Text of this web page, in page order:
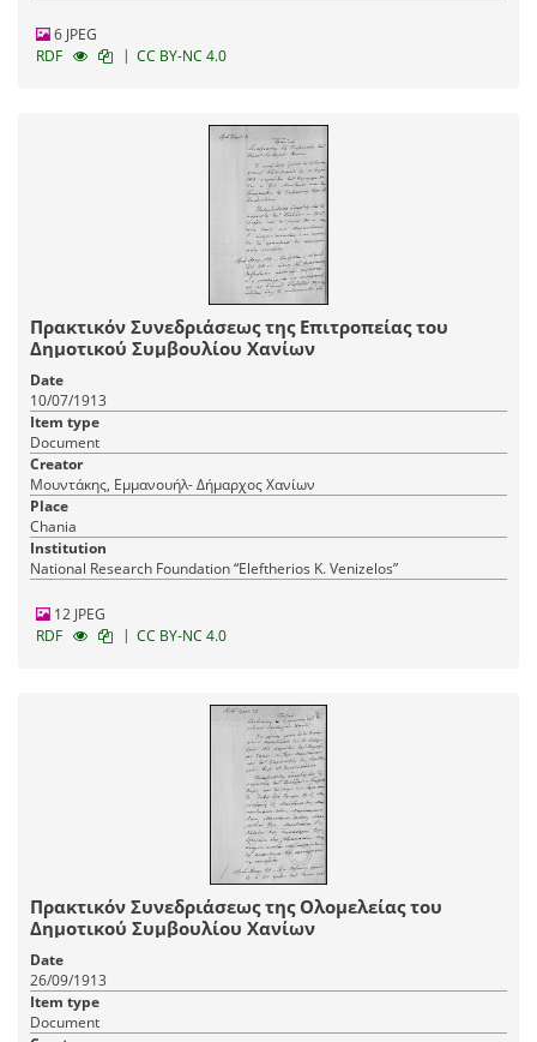
6 JPEG
RDF
| CC BY-NC 4.0
Πρακτικόν Συνεδριάσεως της Επιτροπείας του
Δημοτικού Συμβουλίου Χανίων
Date
10/07/1913
Item type
Document
Creator
Μουντάκης, Εμμανουήλ- Δήμαρχος Χανίων
Place
Chania
Institution
National Research Foundation “Eleftherios K. Venizelos”
12 JPEG
RDF
| CC BY-NC 4.0
Πρακτικόν Συνεδριάσεως της Ολομελείας του
Δημοτικού Συμβουλίου Χανίων
Date
26/09/1913
Item type
Document